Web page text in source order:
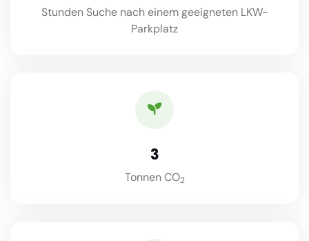
Stunden Suche nach einem geeigneten LKW-
Parkplatz
3
Tonnen CO2